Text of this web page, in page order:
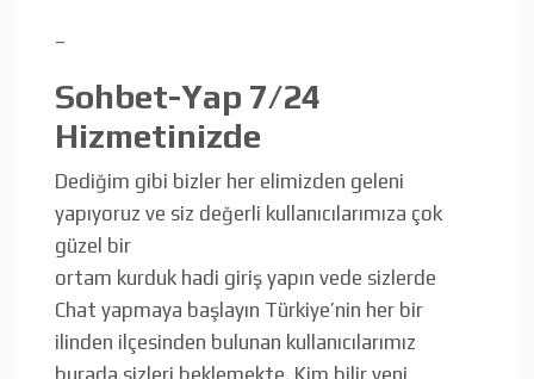
–
Sohbet-Yap 7/24
Hizmetinizde
Dediğim gibi bizler her elimizden geleni
yapıyoruz ve siz değerli kullanıcılarımıza çok
güzel bir
ortam kurduk hadi giriş yapın vede sizlerde
Chat yapmaya başlayın Türkiye’nin her bir
ilinden ilçesinden bulunan kullanıcılarımız